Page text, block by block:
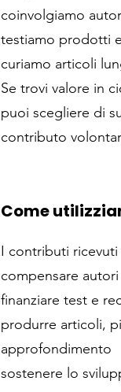
coinvolgiamo
testiamo prodotti
curiamo articoli
Se trovi valore in
puoi scegliere di
contributo
Come
I contributi
compensare
finanziare test e
produrre articoli,
approfondimento
sostenere lo